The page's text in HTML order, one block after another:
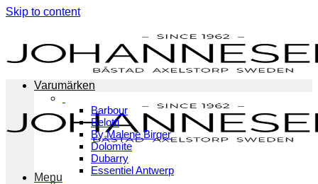
Skip to content
Menu
Varumärken
Barbour
Belotti
By Malene Birger
Dolomite
Dubarry
Essentiel Antwerp